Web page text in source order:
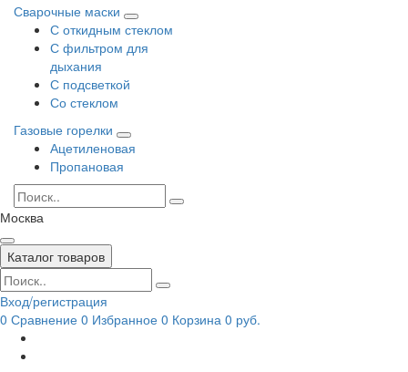
Сварочные маски
С откидным стеклом
С фильтром для
дыхания
С подсветкой
Со стеклом
Газовые горелки
Ацетиленовая
Пропановая
Москва
Каталог товаров
Вход/регистрация
0 Сравнение 0 Избранное 0 Корзина 0 руб.